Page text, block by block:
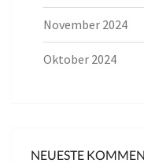
November 2024
Oktober 2024
NEUESTE